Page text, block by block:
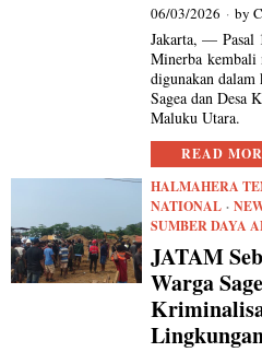
06/03/2026 by
Jakarta, — Pasal
Minerba kembali
digunakan dalam
Sagea dan Desa
Maluku Utara.
READ
HALMAHERA
NATIONAL ·
SUMBER DAYA
JATAM
Warga